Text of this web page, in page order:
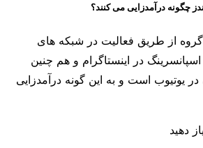
چگونه درآمدزایی می کنند؟
از طریق فعالیت در شبکه های
در اینستاگرام و هم چنین
در یوتیوب است و به این گونه درآمدزایی
دهید